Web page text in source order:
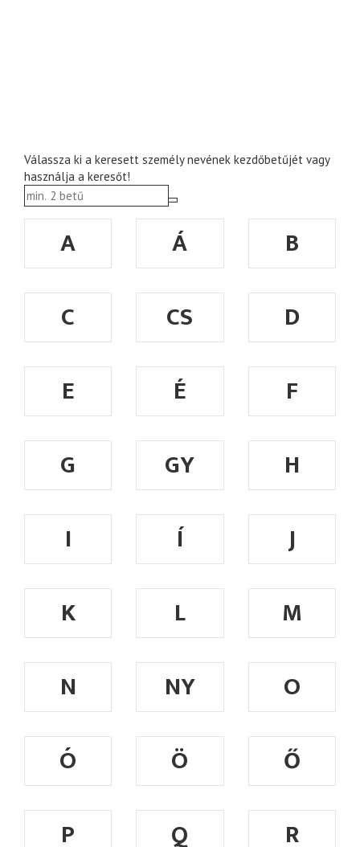
Válassza ki a keresett személy nevének kezdőbetűjét vagy
használja a keresőt!
A Á
B
C
CS
D
E
É
F
G
GY
H
I
Í
J
K
L
M
N
NY
O
Ó
Ö
Ő
P
Q R